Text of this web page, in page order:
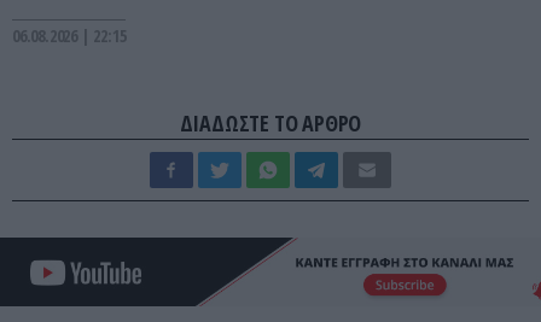
06.08.2026 | 22:15
ΔΙΑΔΩΣΤΕ ΤΟ ΑΡΘΡΟ